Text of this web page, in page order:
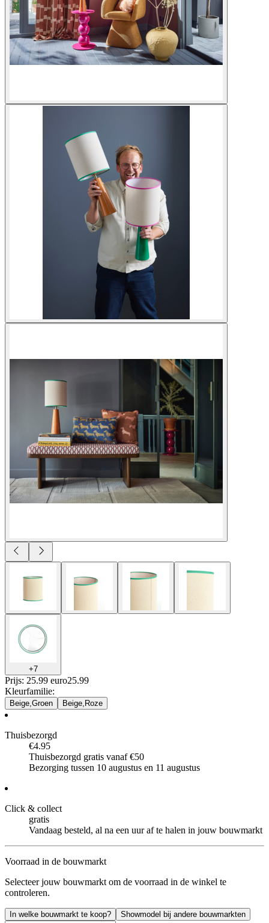
+7
Prijs: 25.99 euro25.99
Kleurfamilie:
Beige,Groen Beige,Roze
Thuisbezorgd
€4.95
Thuisbezorgd gratis vanaf €50
Bezorging tussen 10 augustus en 11 augustus
Click & collect
gratis
Vandaag besteld, al na een uur af te halen in jouw bouwmarkt
Voorraad in de bouwmarkt
Selecteer jouw bouwmarkt om de voorraad in de winkel te
controleren.
In welke bouwmarkt te koop? Showmodel bij andere bouwmarkten